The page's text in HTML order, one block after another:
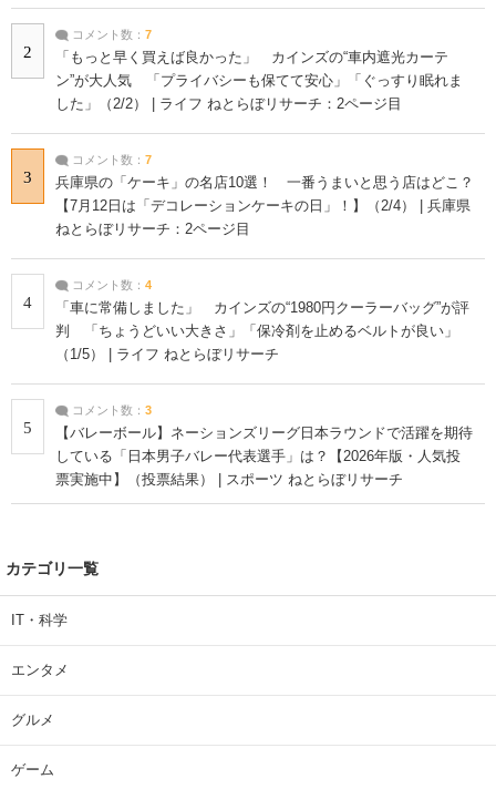
2
コメント数： 7
「もっと早く買えば良かった」 カインズの“車内遮光カーテ
ン”が大人気 「プライバシーも保てて安心」「ぐっすり眠れま
した」（2/2） | ライフ ねとらぼリサーチ：2ページ目
3
コメント数： 7
兵庫県の「ケーキ」の名店10選！ 一番うまいと思う店はどこ？
【7月12日は「デコレーションケーキの日」！】（2/4） | 兵庫県
ねとらぼリサーチ：2ページ目
4
コメント数： 4
「車に常備しました」 カインズの“1980円クーラーバッグ”が評
判 「ちょうどいい大きさ」「保冷剤を止めるベルトが良い」
（1/5） | ライフ ねとらぼリサーチ
5
コメント数： 3
【バレーボール】ネーションズリーグ日本ラウンドで活躍を期待
している「日本男子バレー代表選手」は？【2026年版・人気投
票実施中】（投票結果） | スポーツ ねとらぼリサーチ
カテゴリ一覧
IT・科学
エンタメ
グルメ
ゲーム